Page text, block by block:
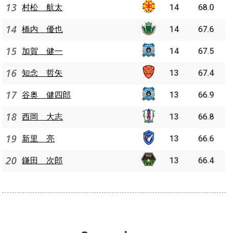
13 村松 航太 14 68.0
14 橋内 優也 14 67.6
15 加賀 健一 14 67.5
16 知念 哲矢 13 67.4
17 谷奥 健四郎 13 66.9
18 西岡 大志 13 66.8
19 新里 亮 13 66.6
20 鎌田 次郎 13 66.4